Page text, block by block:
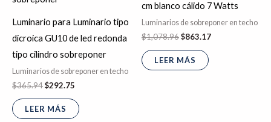
Luminario para Luminario tipo
dicroica GU10 de led redonda
tipo cilindro sobreponer
Luminarios de sobreponer en techo
$365.94$292.75
LEER MÁS
cm blanco cálido 7 Watts
Luminarios de sobreponer en techo
$1,078.96$863.17
LEER MÁS